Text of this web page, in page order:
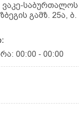
ვაკე-საბურთალოს
გამზ. 25ა, ბ.
00:00 - 00:00